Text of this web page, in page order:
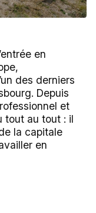
en
des derniers
Depuis
et
tout au tout : il
la capitale
en